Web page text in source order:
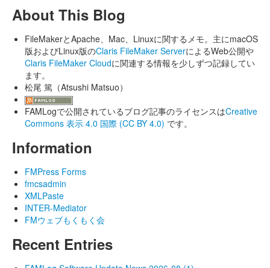
About This Blog
FileMakerとApache、Mac、Linuxに関するメモ。主にmacOS
版およびLinux版のClaris FileMaker ServerによるWeb公開や
Claris FileMaker Cloudに関連する情報を少しずつ記録してい
ます。
松尾 篤（Atsushi Matsuo）
FAMLogで公開されているブログ記事のライセンスはCreative
Commons 表示 4.0 国際 (CC BY 4.0) です。
Information
FMPress Forms
fmcsadmin
XMLPaste
INTER-Mediator
FMウェブもくもく会
Recent Entries